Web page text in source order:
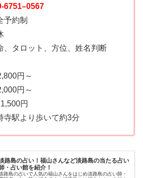
6751–0567
予約制
、タロット、方位、姓名判断
円～
円～
円
寺駅より歩いて約3分
路島の占い！福山さんなど淡路島の当たる占い
・占い館を紹介！
路島の占いで人気の福山さんをはじめ淡路島の占い師・